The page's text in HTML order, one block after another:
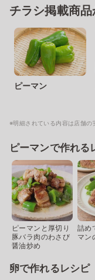
チラシ掲載商
ピーマン
※明細されている内容は店舗の
ピーマンで作れる
ピーマンと厚切り
豚バラ肉のわさび
醤油炒め
詰め
マン
卵で作れるレシピ